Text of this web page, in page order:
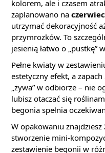
kolorem, ale i czasem
zaplanowano na
utrzymać dekoracyjność
przymrozków. To
jesienią łatwo o „pustkę”
Pełne kwiaty w
estetyczny efekt, a
„żywa” w odbiorze – nie
lubisz otaczać się
begonia spełnia
W opakowaniu znajdziesz
stworzenie mini-
zestawienie begonii w